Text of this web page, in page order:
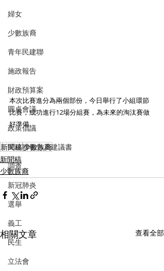
婦女
少數族裔
青年民建聯
施政報告
財政預算案
圓桌會議
政策倡議
民建聯報告及建議書
調查
新冠肺炎
選舉
義工
民生
立法會
本次比賽進分為兩個部份，今日舉行了小組環節
比賽，成功進行12場分組賽，為未來的淘汰賽做
好準備。
新聞稿少數族裔
新聞稿
少數族裔
相關文章 查看全部